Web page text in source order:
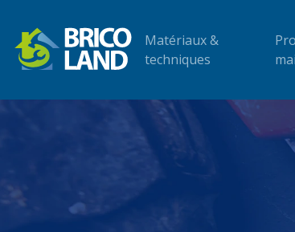
Matériaux &
techniques